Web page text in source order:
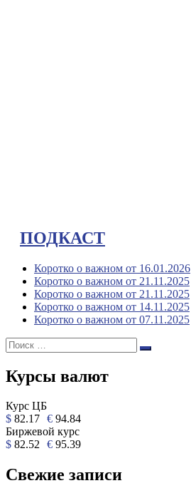
ПОДКАСТ
Коротко о важном от 16.01.2026
Коротко о важном от 21.11.2025
Коротко о важном от 21.11.2025
Коротко о важном от 14.11.2025
Коротко о важном от 07.11.2025
Поиск:
Поиск
Курсы валют
Курс ЦБ
$ 82.17 € 94.84
Биржевой курс
$ 82.52 € 95.39
Свежие записи